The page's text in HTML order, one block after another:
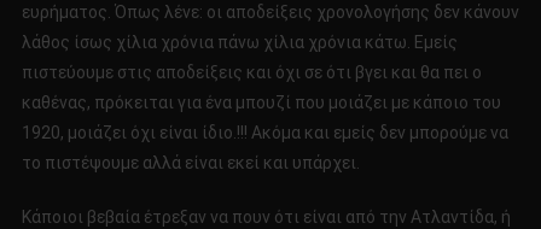
ευρήματος. Όπως λένε: οι αποδείξεις χρονολογήσης δεν κάνουν
λάθος ίσως χίλια χρόνια πάνω χίλια χρόνια κάτω. Εμείς
πιστεύουμε στις αποδείξεις και όχι σε ότι βγει και θα πει ο
καθένας, πρόκειται για ένα μπουζί που μοιάζει με κάποιο του
1920, μοιάζει όχι είναι ίδιο.!!! Ακόμα και εμείς δεν μπορούμε να
το πιστέψουμε αλλά είναι εκεί και υπάρχει.
Κάποιοι βεβαία έτρεξαν να πουν ότι είναι από την Ατλαντίδα, ή